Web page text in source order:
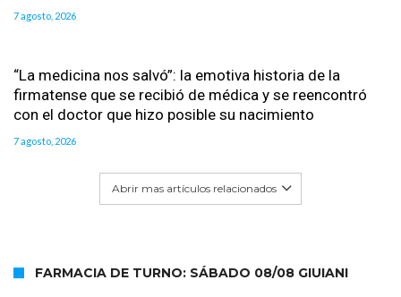
7 agosto, 2026
“La medicina nos salvó”: la emotiva historia de la
firmatense que se recibió de médica y se reencontró
con el doctor que hizo posible su nacimiento
7 agosto, 2026
Abrir mas artículos relacionados
FARMACIA DE TURNO: SÁBADO 08/08 GIUIANI